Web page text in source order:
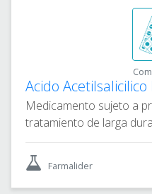
Acido
Medicamento sujeto a
tratamiento de larga
Farmalider